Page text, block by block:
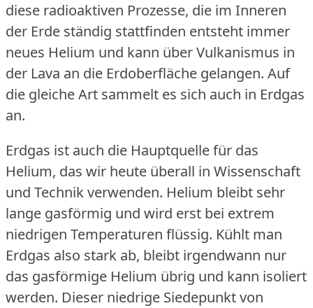
diese radioaktiven Prozesse, die im Inneren
der Erde ständig stattfinden entsteht immer
neues Helium und kann über Vulkanismus in
der Lava an die Erdoberfläche gelangen. Auf
die gleiche Art sammelt es sich auch in Erdgas
an.
Erdgas ist auch die Hauptquelle für das
Helium, das wir heute überall in Wissenschaft
und Technik verwenden. Helium bleibt sehr
lange gasförmig und wird erst bei extrem
niedrigen Temperaturen flüssig. Kühlt man
Erdgas also stark ab, bleibt irgendwann nur
das gasförmige Helium übrig und kann isoliert
werden. Dieser niedrige Siedepunkt von